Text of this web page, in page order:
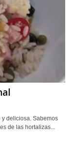
deliciosa. Sabemos
de las hortalizas...